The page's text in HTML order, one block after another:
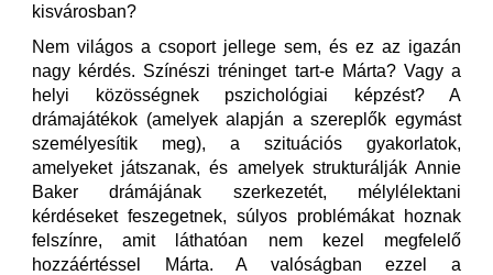
kisvárosban?
Nem világos a csoport jellege sem, és ez az igazán
nagy kérdés. Színészi tréninget tart-e Márta? Vagy a
helyi közösségnek pszichológiai képzést? A
drámajátékok (amelyek alapján a szereplők egymást
személyesítik meg), a szituációs gyakorlatok,
amelyeket játszanak, és amelyek strukturálják Annie
Baker drámájának szerkezetét, mélylélektani
kérdéseket feszegetnek, súlyos problémákat hoznak
felszínre, amit láthatóan nem kezel megfelelő
hozzáértéssel Márta. A valóságban ezzel a